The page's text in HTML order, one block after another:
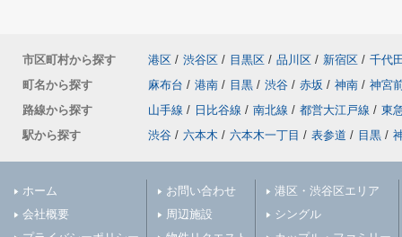
市区町村から探す 港区 / 渋谷区 / 目黒区 / 品川区 / 新宿区 / 千代
町名から探す
麻布台 / 港南 / 目黒 / 渋谷 / 赤坂 / 神南 / 神宮
路線から探す
山手線 / 日比谷線 / 南北線 / 都営大江戸線 / 東
駅から探す
渋谷 / 六本木 / 六本木一丁目 / 表参道 / 目黒 /
ホーム
会社概要
お問い合わせ
周辺施設
港区・渋谷区エリア
シングル